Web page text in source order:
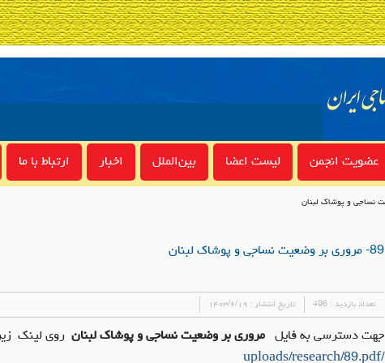
عضویت انجمن لیست اعضا بین‌الملل اخبار ارتباط با ما
89- مروری بر وضعیت نساجی و پوشاک لبنان
تعداد بازدید : 496 تاریخ انتشار : ۱۴۰۳/۶/۱۹
جهت دسترسی به فایل مروری بر وضعیت نساجی و پوشاک لبنان روی لینک
/uploads/research/89.pdf